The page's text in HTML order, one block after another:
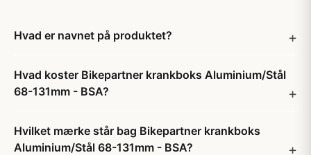
Hvad er navnet på produktet?
Hvad koster Bikepartner krankboks Aluminium/Stål
68-131mm - BSA?
Hvilket mærke står bag Bikepartner krankboks
Aluminium/Stål 68-131mm - BSA?